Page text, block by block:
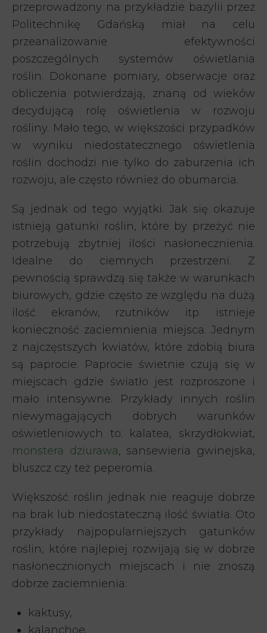
przeprowadzony na przykładzie bazylii przez
Politechnikę Gdańską miał na celu
przeanalizowanie efektywności
poszczególnych systemów oświetlania
roślin. Dokonane pomiary, obserwacje oraz
obliczenia potwierdzają, znaną od wieków
decydującą rolę oświetlenia w rozwoju
rośliny. Mało tego, w większości przypadków
w wyniku niedostatecznego oświetlenia
roślin dochodzi nie tylko do zaburzenia ich
rozwoju, ale często również do obumarcia.
Są jednak od tego wyjątki. Jak się okazuje
istnieją gatunki roślin, które by przeżyć nie
potrzebują zbytniej ilości nasłonecznienia.
Idealne do ciemnych przestrzeni. Z
pewnością sprawdzą się także w warunkach
biurowych, gdzie często ze względu na dużą
ilość ekranów, rzutników itp. istnieje
konieczność zaciemnienia miejsca. Jednym
z najczęstszych kwiatów, które zdobią biura
są paprocie. Paprocie świetnie czują się w
miejscach gdzie światło jest rozproszone i
mało intensywne. Przykłady innych roślin
niewymagających dobrych warunków
oświetleniowych to: kalatea, skrzydłokwiat,
monstera dziurawa, sansewieria gwinejska,
bluszcz czy też peperomia.
Większość roślin jednak nie reaguje dobrze
na brak lub niedostateczną ilość światła. Oto
przykłady najpopularniejszych gatunków
roślin, które najlepiej rozwijają się w dobrze
nasłonecznionych miejscach i nie znoszą
dobrze zaciemnienia:
kaktusy,
kalanchoe,